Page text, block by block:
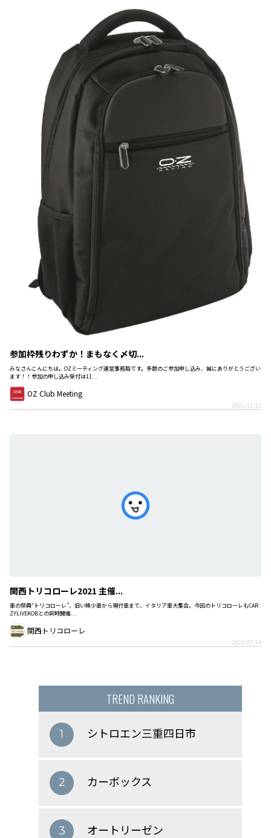
参加枠残りわずか！まもなく〆切...
みなさんこんにちは。OZミーティング運営事務局です。多数のご参加申し込み、誠にありがとうござい
ます！！参加の申し込み受付は11...
OZ Club Meeting
2021/11/12
関西トリコローレ2021 主催...
車の祭典“トリコローレ”、旧い稀少車から現行車まで、イタリア車大集合。今回のトリコローレもCAR
ZYLIVEKOBとの同時開催...
関西トリコローレ
2021/07/24
TREND RANKING
1 シトロエン三重四日市
2 カーボックス
3 オートリーゼン